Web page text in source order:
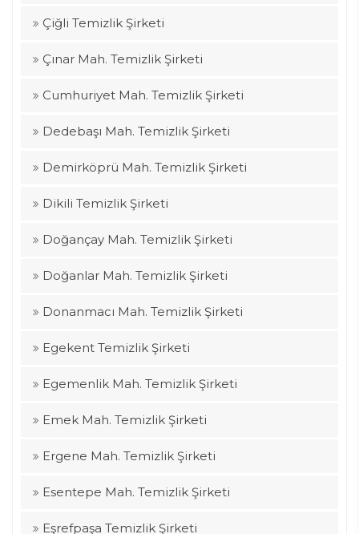
Çiğli Temizlik Şirketi
Çınar Mah. Temizlik Şirketi
Cumhuriyet Mah. Temizlik Şirketi
Dedebaşı Mah. Temizlik Şirketi
Demirköprü Mah. Temizlik Şirketi
Dikili Temizlik Şirketi
Doğançay Mah. Temizlik Şirketi
Doğanlar Mah. Temizlik Şirketi
Donanmacı Mah. Temizlik Şirketi
Egekent Temizlik Şirketi
Egemenlik Mah. Temizlik Şirketi
Emek Mah. Temizlik Şirketi
Ergene Mah. Temizlik Şirketi
Esentepe Mah. Temizlik Şirketi
Eşrefpaşa Temizlik Şirketi